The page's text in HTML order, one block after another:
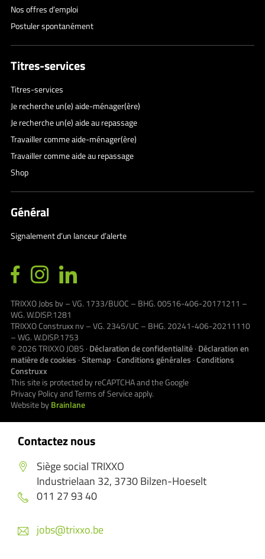
Contactez nous
Siège social TRIXXO
Industrielaan 32, 3730 Bilzen-Hoeselt
011 27 93 40
jobs@trixxo.be
Nos offres d’emploi
Postuler spontanément
Titres-services
Titres-services
Je recherche un(e) aide-ménager(ère)
Je recherche un(e) aide au repassage
Travailler comme aide-ménager(ère)
Travailler comme aide au repassage
Shop
Général
Signalement d’un lanceur d’alerte
TRIXXO Jobs bv – VG. 1733/BUOC – BHG. 00516-406-20171211 –
WG. W.DISP.1281
TRIXXO Construxx nv – VG. 2345/UC – BHG. 20241-406-20211110
– WG. W.DISP.1753
© 2026TRIXXO JOBS · Déclaration de confidentialité· Déclaration en
matière de cookies ·Sitemap ·Conditions générales ·Conditions
Construxx
This site is protected by reCAPTCHA and the Google
Privacy PolicyandTerms of Serviceapply.
Website byBrainlane